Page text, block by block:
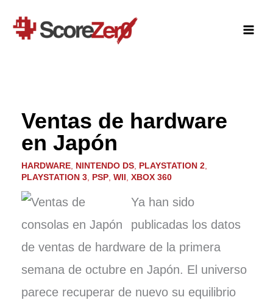
contenido
Ventas de hardware
en Japón
HARDWARE, NINTENDO DS, PLAYSTATION 2,
PLAYSTATION 3, PSP, WII XBOX 360
Ya han sido
publicadas los datos
de ventas de hardware de la primera
semana de octubre en Japón. El universo
parece recuperar de nuevo su equilibrio